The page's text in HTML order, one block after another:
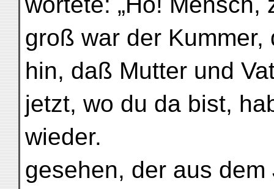
groß war der
hin, daß Mutter und
jetzt, wo du da bist,
wieder.
gesehen, der aus